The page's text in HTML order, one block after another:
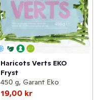
Haricots Verts EKO
Fryst
450 g, Garant Eko
19,00 kr